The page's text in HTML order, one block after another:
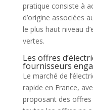
pratique consiste à
d’origine associées
le plus haut niveau
vertes.
Les offres
fournisseurs
Le marché de
rapide en France,
proposant des offres